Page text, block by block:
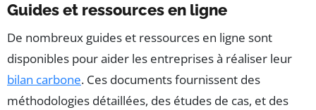
Guides et ressources en ligne
De nombreux guides et ressources en ligne sont
disponibles pour aider les entreprises à réaliser leur
bilan carbone. Ces documents fournissent des
méthodologies détaillées, des études de cas, et des